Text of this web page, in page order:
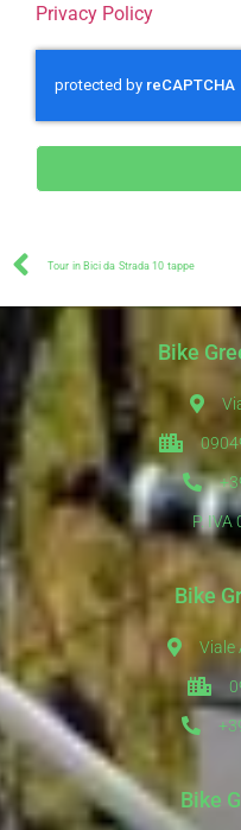
Privacy Policy
Tour in Bici da Strada 10 tappe
Bike
P.
Bike
Viale
Bike